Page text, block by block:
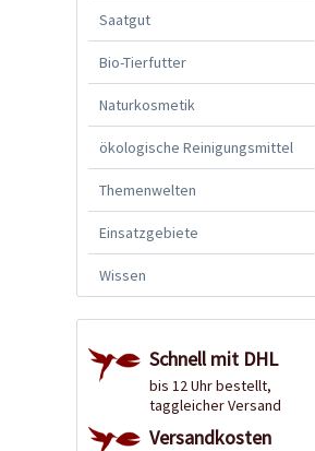
Saatgut
Bio-Tierfutter
Naturkosmetik
ökologische Reinigungsmittel
Themenwelten
Einsatzgebiete
Wissen
Schnell mit DHL
bis 12 Uhr bestellt,
taggleicher Versand
Versandkosten